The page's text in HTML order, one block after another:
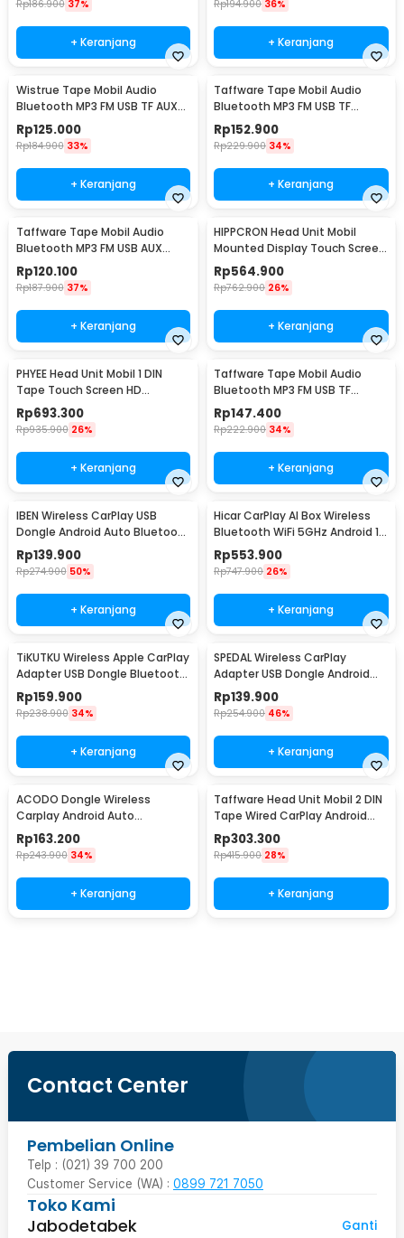
Rp186.900 37%
+ Keranjang
Rp194.900 36%
+ Keranjang
Wistrue Tape Mobil Audio
Bluetooth MP3 FM USB TF AUX
LCD ISO 12V 60W - 2225
Rp125.000
Rp184.900 33%
+ Keranjang
Taffware Tape Mobil Audio
Bluetooth MP3 FM USB TF
Phone Holder 12V 60W - HL81
Rp152.900
Rp229.900 34%
+ Keranjang
Taffware Tape Mobil Audio
Bluetooth MP3 FM USB AUX
Hands Free 12V 60W - HL32
Rp120.100
Rp187.900 37%
+ Keranjang
HIPPCRON Head Unit Mobil
Mounted Display Touch Screen
10.26 Inch - B5303
Rp564.900
Rp762.900 26%
+ Keranjang
PHYEE Head Unit Mobil 1 DIN
Tape Touch Screen HD
Bluetooth ISO 7 Inch - 9606W
Rp693.300
Rp935.900 26%
+ Keranjang
Taffware Tape Mobil Audio
Bluetooth MP3 FM USB TF
Phone Holder 15V - HL82
Rp147.400
Rp222.900 34%
+ Keranjang
IBEN Wireless CarPlay USB
Dongle Android Auto Bluetooth
5.0 - OT001
Rp139.900
Rp274.900 50%
+ Keranjang
Hicar CarPlay AI Box Wireless
Bluetooth WiFi 5GHz Android 13
32GB - HA-13
Rp553.900
Rp747.900 26%
+ Keranjang
TiKUTKU Wireless Apple CarPlay
Adapter USB Dongle Bluetooth
5.3 - OT101
Rp159.900
Rp238.900 34%
+ Keranjang
SPEDAL Wireless CarPlay
Adapter USB Dongle Android
Auto Bluetooth - OT110
Rp139.900
Rp254.900 46%
+ Keranjang
ACODO Dongle Wireless
Carplay Android Auto
Bluetooth 5.0 WiFi 5.8GHz -
A50
Rp163.200
Rp243.900 34%
+ Keranjang
Taffware Head Unit Mobil 2 DIN
Tape Wired CarPlay Android
Auto 7 Inch - F7010C
Rp303.300
Rp415.900 28%
+ Keranjang
Contact Center
Pembelian Online
Telp : (021) 39 700 200
Customer Service (WA) : 0899 721 7050
Toko Kami
Jabodetabek
Ganti